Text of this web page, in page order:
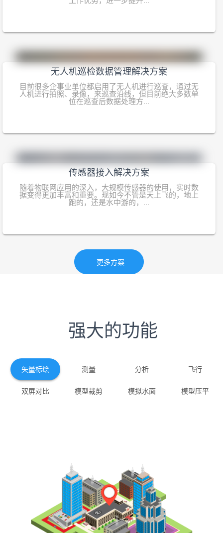
无人机巡检数据管理解决方案
目前很多企事业单位都启用了无人机进行巡查，通过无
人机进行拍照、录像，来巡查沿线，但目前绝大多数单
位在巡查后数据处理方...
传感器接入解决方案
随着物联网应用的深入，大规模传感器的使用，实时数
据变得更加丰富和重要。现如今不管是天上飞的，地上
跑的，还是水中游的，...
更多方案
强大的功能
矢量标绘 测量 分析 飞行
双屏对比 模型裁剪 模拟水面 模型压平